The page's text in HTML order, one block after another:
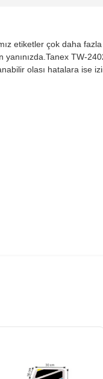
etiketler çok daha
TW-
olası hatalara ise